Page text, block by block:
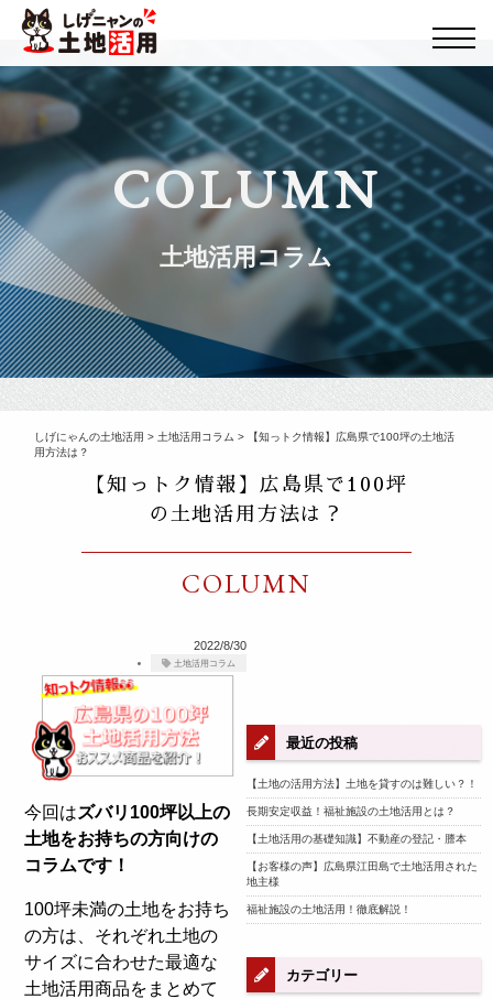
COLUMN
土地活用コラム
しげにゃんの土地活用 > 土地活用コラム >
【知っトク情報】広島県で100坪の土地活
用方法は？
【知っトク情報】広島県で100坪
の土地活用方法は？
COLUMN
2022/8/30
土地活用コラム
今回はズバリ100坪以上の
土地をお持ちの方向けの
コラムです！
100坪未満の土地をお持ち
の方は、それぞれ土地の
サイズに合わせた最適な
土地活用商品をまとめて
最近の投稿
【土地の活用方法】土地を貸すのは難しい？！
長期安定収益！福祉施設の土地活用とは？
【土地活用の基礎知識】不動産の登記・謄本
【お客様の声】広島県江田島で土地活用された
地主様
福祉施設の土地活用！徹底解説！
カテゴリー